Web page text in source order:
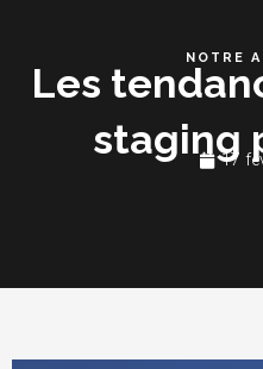
contenu
NOTRE
Les
staging
17